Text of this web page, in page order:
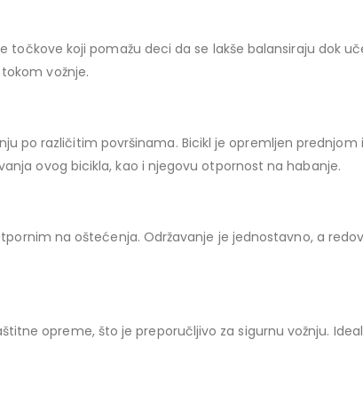
koji pomažu deci da se lakše balansiraju dok
vožnje.
po različitim površinama. Bicikl je opremljen
ovog bicikla, kao i njegovu otpornost na habanje.
na oštećenja. Održavanje je jednostavno, a
opreme, što je preporučljivo za sigurnu vožnju.